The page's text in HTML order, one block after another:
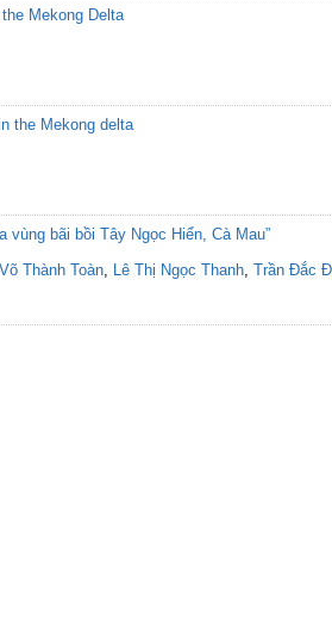
Mekong Delta
the Mekong delta
bãi bồi Tây Ngọc Hiển, Cà Mau”
Võ Thành Toàn, Lê Thị Ngọc Thanh, Trần Đắc